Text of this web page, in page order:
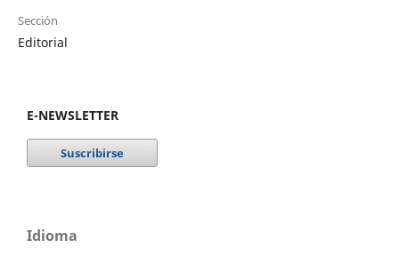
Sección
Editorial
E-NEWSLETTER
Idioma